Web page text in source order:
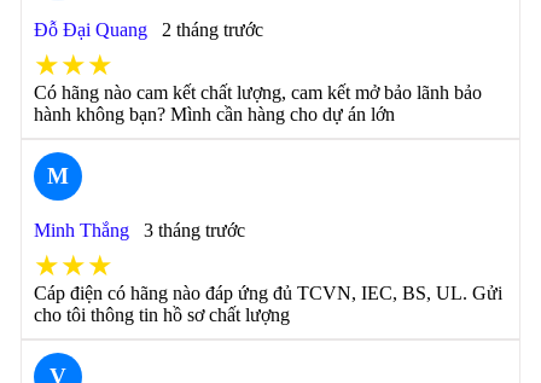
Đỗ Đại Quang 2 tháng trước
★★★
Có hãng nào cam kết chất lượng, cam kết mở bảo lãnh bảo
hành không bạn? Mình cần hàng cho dự án lớn
M
Minh Thắng 3 tháng trước
★★★
Cáp điện có hãng nào đáp ứng đủ TCVN, IEC, BS, UL. Gửi
cho tôi thông tin hồ sơ chất lượng
V